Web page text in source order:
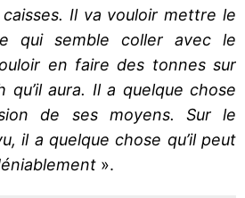
Il va vouloir mettre le
qui semble coller avec le
en faire des tonnes sur
aura. Il a quelque chose
de ses moyens. Sur le
il a quelque chose qu’il peut
».